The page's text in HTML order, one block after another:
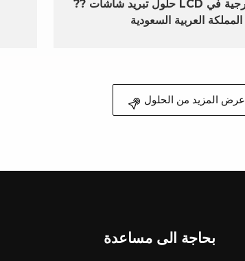
?? حلول تبريد شاشات LCD الرقمية الخارجية في
المملكة العربية السعودية
عرض المزيد من الحلول
بحاجة الى مساعدة